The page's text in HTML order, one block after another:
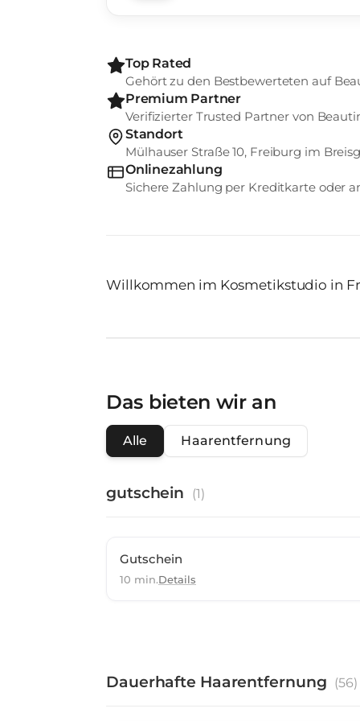
Top Rated
Gehört zu den Bestbewerteten auf
Premium Partner
Verifizierter Trusted Partner von
Standort
Mülhauser Straße 10, Freiburg im
Onlinezahlung
Sichere Zahlung per Kreditkarte oder
Willkommen im Kosmetikstudio in
Das bieten wir an
Alle Haarentfernung
gutschein (1)
Gutschein
10 min.Details
Dauerhafte Haarentfernung (56)